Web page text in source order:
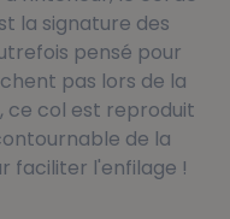
la signature des
pensé pour
pas lors de la
ce col est reproduit
de la
faciliter l'enfilage !